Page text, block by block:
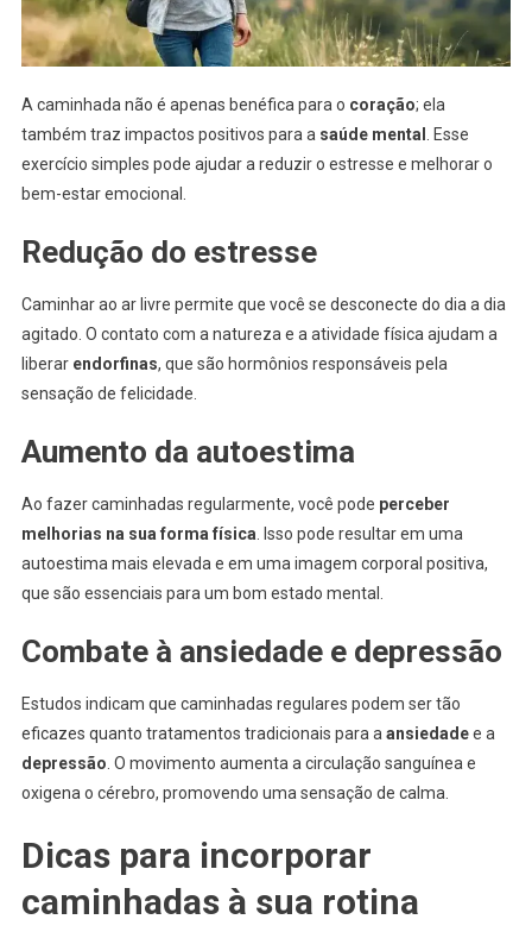
A caminhada não é apenas benéfica para o coração; ela
também traz impactos positivos para a saúde mental
. Esse
exercício simples pode ajudar a reduzir o estresse e melhorar o
bem-estar emocional.
Redução do estresse
Caminhar ao ar livre permite que você se desconecte do dia a dia
agitado. O contato com a natureza e a atividade física ajudam a
liberar endorfinas, que são hormônios responsáveis pela
sensação de felicidade.
Aumento da autoestima
Ao fazer caminhadas regularmente, você pode perceber
melhorias na sua forma física . Isso pode resultar em uma
autoestima mais elevada e em uma imagem corporal positiva,
que são essenciais para um bom estado mental.
Combate à ansiedade e depressão
Estudos indicam que caminhadas regulares podem ser tão
eficazes quanto tratamentos tradicionais para a ansiedadee a
depressão . O movimento aumenta a circulação sanguínea e
oxigena o cérebro, promovendo uma sensação de calma.
Dicas para incorporar
caminhadas à sua rotina